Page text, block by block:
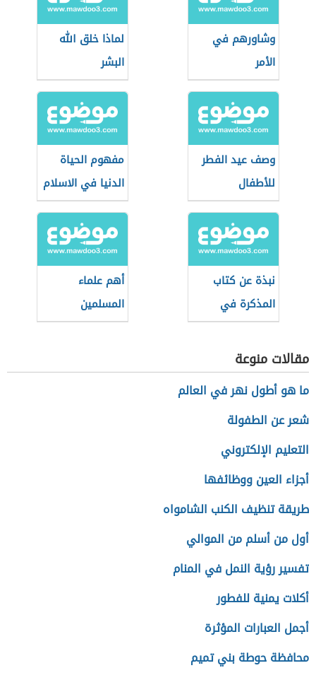
وشاورهم في
الأمر
لماذا خلق الله
البشر
وصف عيد الفطر
للأطفال
مفهوم الحياة
الدنيا في الاسلام
نبذة عن كتاب
المذكرة في
التجويد
أهم علماء
المسلمين
المعاصرين
مقالات منوعة
ما هو أطول نهر في العالم
شعر عن الطفولة
التعليم الإلكتروني
أجزاء العين ووظائفها
طريقة تنظيف الكنب الشامواه
أول من أسلم من الموالي
تفسير رؤية النمل في المنام
أكلات يمنية للفطور
أجمل العبارات المؤثرة
محافظة حوطة بني تميم